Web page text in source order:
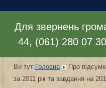
Для звернень
44, (061) 280 07
Ви тут:Головна
Про
за 2011 рік та завдання на